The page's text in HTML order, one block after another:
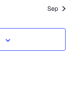
Sep